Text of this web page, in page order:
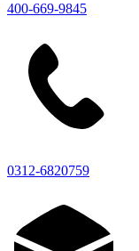
400-669-9845
0312-6820759